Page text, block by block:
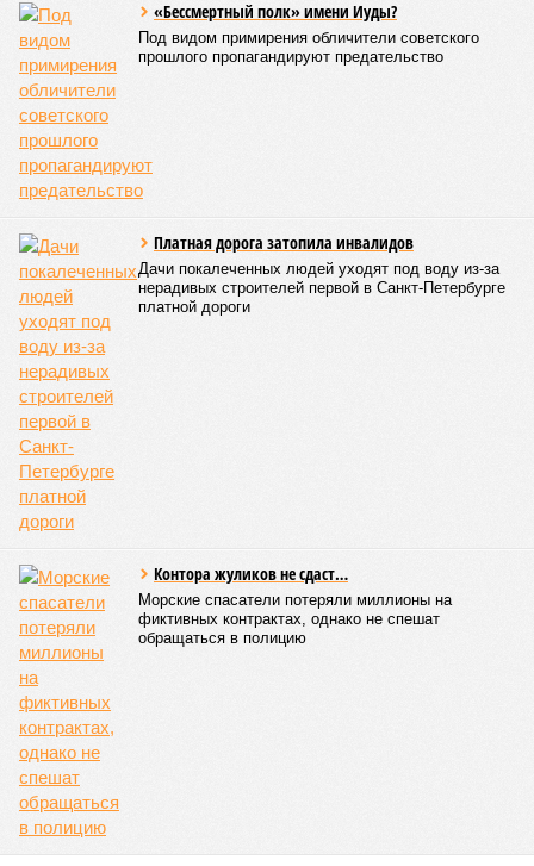
«Бессмертный полк» имени Иуды?
Под видом примирения обличители советского
прошлого пропагандируют предательство
Платная дорога затопила инвалидов
Дачи покалеченных людей уходят под воду из-за
нерадивых строителей первой в Санкт-Петербурге
платной дороги
Контора жуликов не сдаст…
Морские спасатели потеряли миллионы на
фиктивных контрактах, однако не спешат
обращаться в полицию